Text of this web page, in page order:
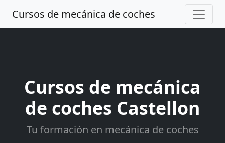
Cursos de mecánica de coches
Cursos de mecánica
de coches Castellon
Tu formación en mecánica de coches